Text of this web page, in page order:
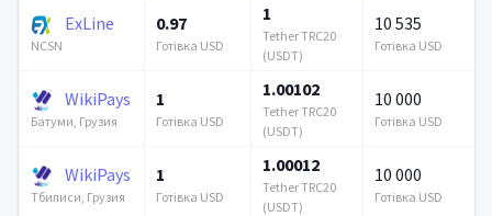
ExLine
NCSN
0.97
Готівка USD
1
Tether TRC20
(USDT)
10 535
Готівка USD
WikiPays
Батуми, Грузия
1
Готівка USD
1.00102
Tether TRC20
(USDT)
10 000
Готівка USD
WikiPays
Тбилиси, Грузия
1
Готівка USD
1.00012
Tether TRC20
(USDT)
10 000
Готівка USD